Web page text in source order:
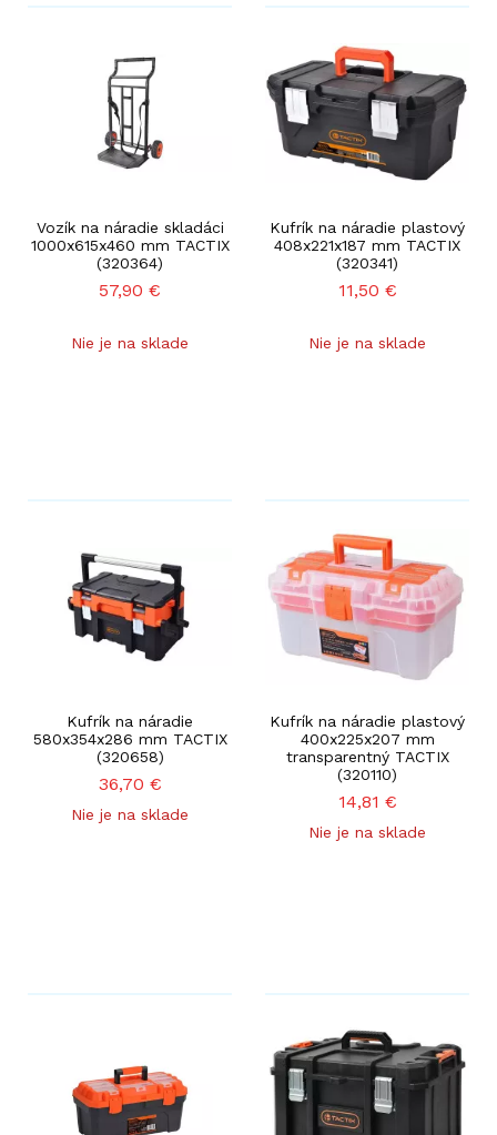
Vozík na náradie skladáci
1000x615x460 mm TACTIX
(320364)
57,90 €
Nie je na sklade
Kufrík na náradie plastový
408x221x187 mm TACTIX
(320341)
11,50 €
Nie je na sklade
Kufrík na náradie
580x354x286 mm TACTIX
(320658)
36,70 €
Nie je na sklade
Kufrík na náradie plastový
400x225x207 mm
transparentný TACTIX
(320110)
14,81 €
Nie je na sklade